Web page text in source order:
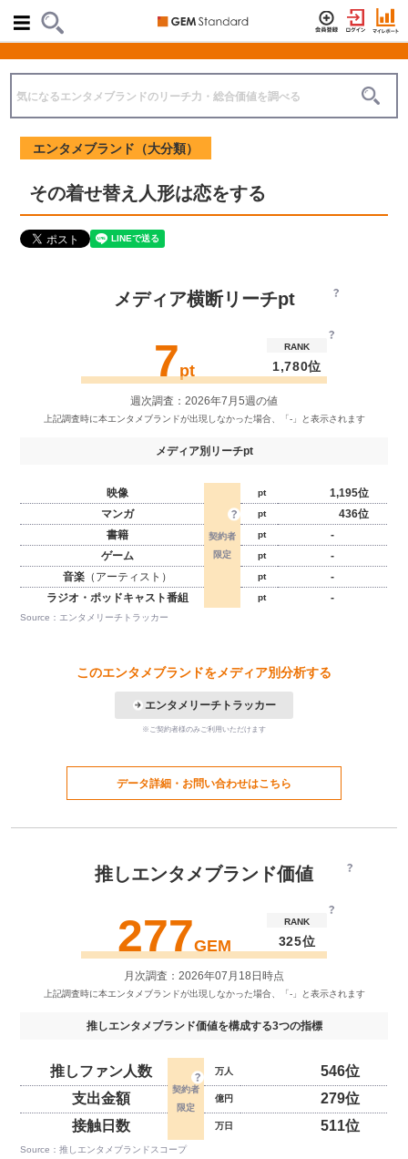
エンタメブランド（大分類）
その着せ替え人形は恋をする
メディア横断リーチpt
7pt
RANK
1,780位
週次調査：2026年7月5週の値
メディア別リーチpt
映像 pt
1,195位
マンガ
pt
436位
書籍
pt
-
ゲーム
pt
-
音楽（アーティスト） pt
-
ラジオ・ポッドキャスト番組
pt -
Source：エンタメリーチトラッカー
このエンタメブランドをメディア別分析する
エンタメリーチトラッカー
※ご契約者様のみご利用いただけます
データ詳細・お問い合わせはこちら
推しエンタメブランド価値
277GEM
RANK
325位
月次調査：2026年07月18日時点
推しエンタメブランド価値を構成する3つの指標
推しファン人数 万人
546位
支出金額
億円
279位
接触日数
万日 511位
Source：推しエンタメブランドスコープ